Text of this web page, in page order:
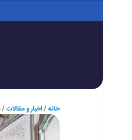
خانه اخبار و مقالات